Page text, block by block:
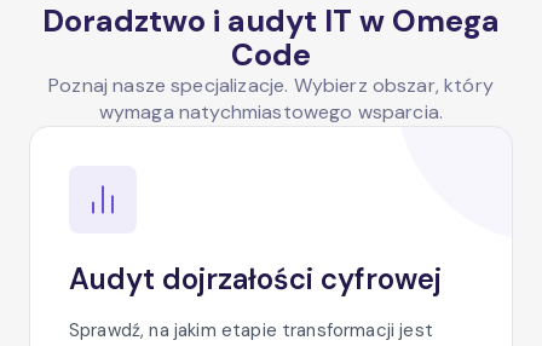
Doradztwo i audyt IT w Omega
Code
Poznaj nasze specjalizacje. Wybierz obszar, który
wymaga natychmiastowego wsparcia.
Audyt dojrzałości cyfrowej
Sprawdź, na jakim etapie transformacji jest